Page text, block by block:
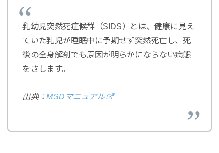
乳幼児突然死症候群（SIDS）とは、健康に見え
ていた乳児が睡眠中に予期せず突然死亡し、死
後の全身解剖でも原因が明らかにならない病態
をさします。
出典：MSDマニュアル